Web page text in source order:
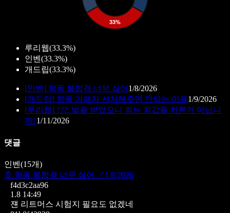
루리웹(33.3%)
인벤 (33.3%)
개드립(33.3%)
[인벤 ] 학폭 불합격 너무 싫어 1/8/2026
[개드립] 학폭 가해자 선처해주면 안되는 이유1/9/2026
[루리웹] ???: 벌을 받았으니 죄는 죄값을 치른거 아닙니
까?1/11/2026
댓글
인벤 (15개)
📄 학폭 불합격 너무 싫어 ↗ 1/8/2026
f4d3c2aa96
1.8 14:49
쟨 리트머스 시험지 필요도 없겠네